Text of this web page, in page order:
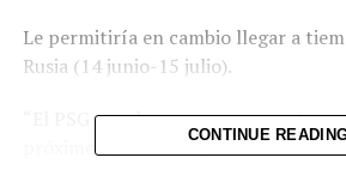
Le permitiría en cambio llegar a
Rusia (14 junio-15 julio).
“El PSG ya sabe que no va a contar
próximos partidos, que no va a
CONTINUE